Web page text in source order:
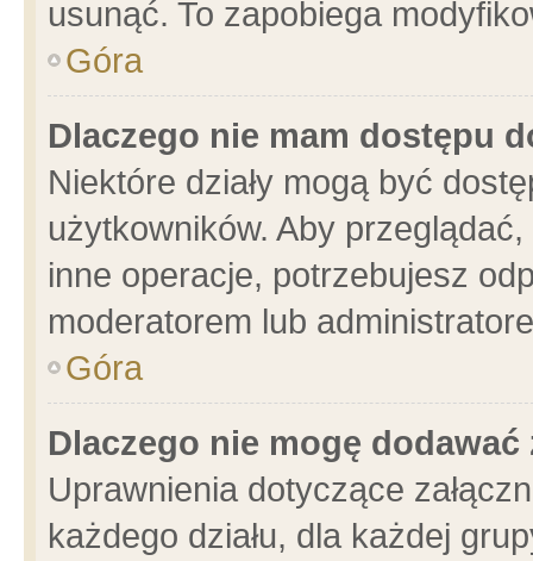
usunąć. To zapobiega
Góra
Dlaczego nie mam dostępu
Niektóre działy mogą być
użytkowników. Aby
inne operacje, potrzebujesz
moderatorem lub
Góra
Dlaczego nie mogę dodawać
Uprawnienia dotyczące
każdego działu, dla każdej